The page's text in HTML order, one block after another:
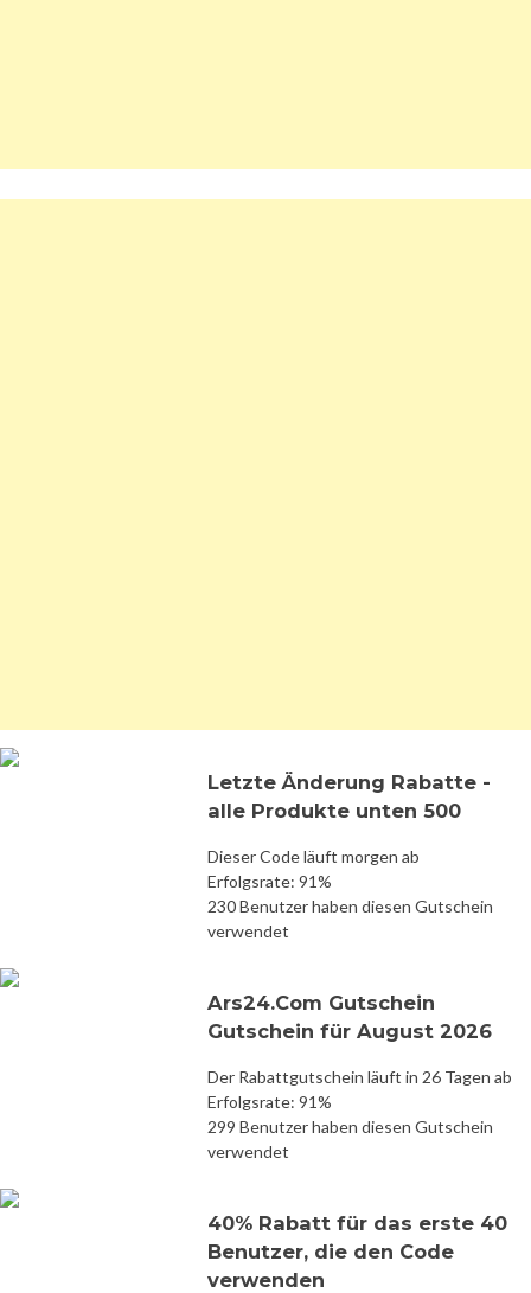
Letzte Änderung Rabatte -
alle Produkte unten 500
Dieser Code läuft morgen ab
Erfolgsrate: 91%
230 Benutzer haben diesen Gutschein
verwendet
Ars24.Com Gutschein
Gutschein für August 2026
Der Rabattgutschein läuft in 26 Tagen ab
Erfolgsrate: 91%
299 Benutzer haben diesen Gutschein
verwendet
40% Rabatt für das erste 40
Benutzer, die den Code
verwenden